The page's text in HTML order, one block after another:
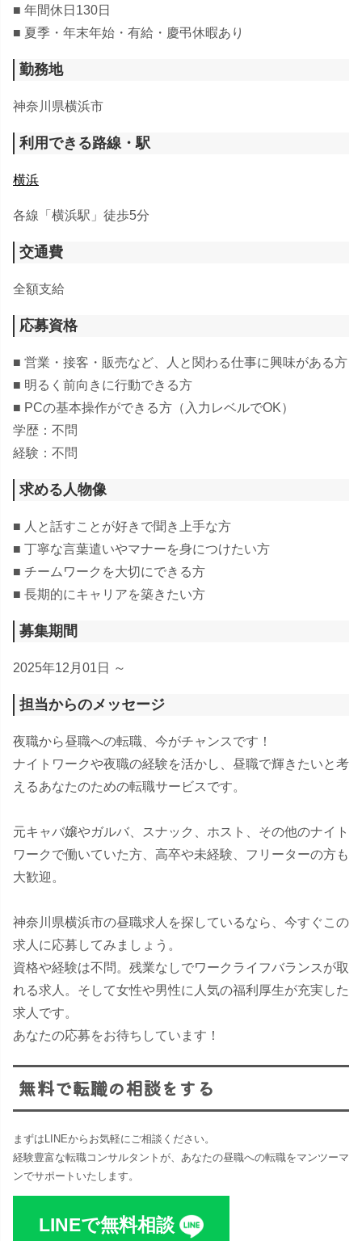
■ 年間休日130日
■ 夏季・年末年始・有給・慶弔休暇あり
勤務地
神奈川県横浜市
利用できる路線・駅
横浜
各線「横浜駅」徒歩5分
交通費
全額支給
応募資格
■ 営業・接客・販売など、人と関わる仕事に興味がある方
■ 明るく前向きに行動できる方
■ PCの基本操作ができる方（入力レベルでOK）
学歴：不問
経験：不問
求める人物像
■ 人と話すことが好きで聞き上手な方
■ 丁寧な言葉遣いやマナーを身につけたい方
■ チームワークを大切にできる方
■ 長期的にキャリアを築きたい方
募集期間
2025年12月01日 ～
担当からのメッセージ
夜職から昼職への転職、今がチャンスです！
ナイトワークや夜職の経験を活かし、昼職で輝きたいと考
えるあなたのための転職サービスです。
元キャバ嬢やガルバ、スナック、ホスト、その他のナイト
ワークで働いていた方、高卒や未経験、フリーターの方も
大歓迎。
神奈川県横浜市の昼職求人を探しているなら、今すぐこの
求人に応募してみましょう。
資格や経験は不問。残業なしでワークライフバランスが取
れる求人。そして女性や男性に人気の福利厚生が充実した
求人です。
あなたの応募をお待ちしています！
無料で転職の相談をする
まずはLINEからお気軽にご相談ください。
経験豊富な転職コンサルタントが、あなたの昼職への転職をマンツーマ
ンでサポートいたします。
LINEで無料相談